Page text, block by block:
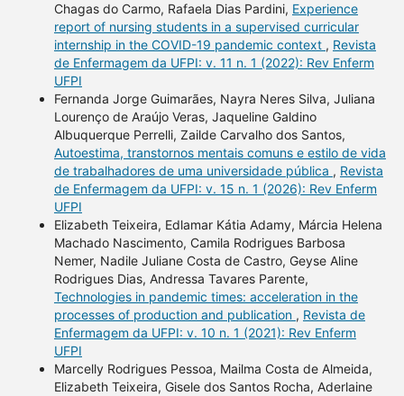
Chagas do Carmo, Rafaela Dias Pardini, Experience
report of nursing students in a supervised curricular
internship in the COVID-19 pandemic context , Revista
de Enfermagem da UFPI: v. 11 n. 1 (2022): Rev Enferm
UFPI
Fernanda Jorge Guimarães, Nayra Neres Silva, Juliana
Lourenço de Araújo Veras, Jaqueline Galdino
Albuquerque Perrelli, Zailde Carvalho dos Santos,
Autoestima, transtornos mentais comuns e estilo de vida
de trabalhadores de uma universidade pública , Revista
de Enfermagem da UFPI: v. 15 n. 1 (2026): Rev Enferm
UFPI
Elizabeth Teixeira, Edlamar Kátia Adamy, Márcia Helena
Machado Nascimento, Camila Rodrigues Barbosa
Nemer, Nadile Juliane Costa de Castro, Geyse Aline
Rodrigues Dias, Andressa Tavares Parente,
Technologies in pandemic times: acceleration in the
processes of production and publication , Revista de
Enfermagem da UFPI: v. 10 n. 1 (2021): Rev Enferm
UFPI
Marcelly Rodrigues Pessoa, Mailma Costa de Almeida,
Elizabeth Teixeira, Gisele dos Santos Rocha, Aderlaine